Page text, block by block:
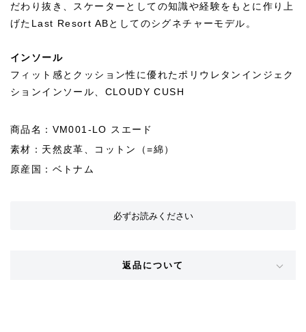
だわり抜き、スケーターとしての知識や経験をもとに作り上
げたLast Resort ABとしてのシグネチャーモデル。
インソール
フィット感とクッション性に優れたポリウレタンインジェク
ションインソール、CLOUDY CUSH
商品名：VM001-LO スエード
素材：天然皮革、コットン（=綿）
原産国：ベトナム
必ずお読みください
返品について